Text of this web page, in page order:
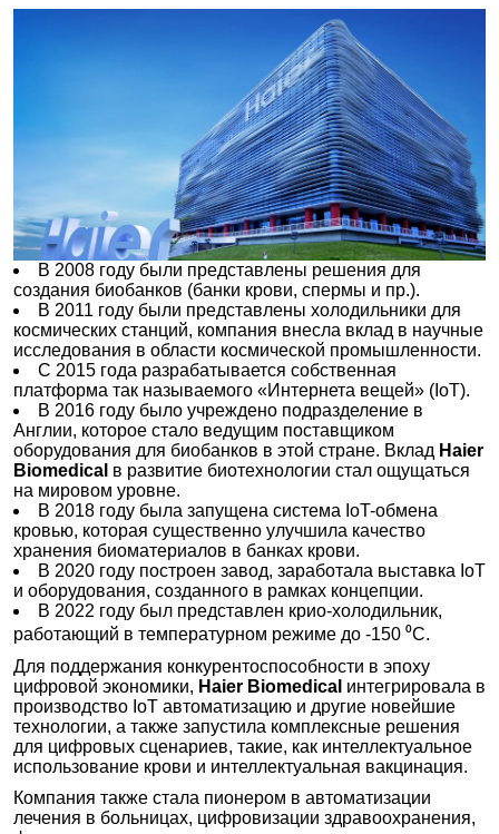
Морозильники DW-30L298SF, DW-30L298FL,
Haier, брошюра, англ., 4 стр., 2023 г.
Морозильники до -150 °С, криооборудование,
холодильники, термостаты, сосуды Дьюара, СО₂-
инкубаторы, автоклавы, центрифуги, ламинары,
Haier, каталог, русс., 365 стр., 2023 г.
Морозильники до -60°C, Haier, брошюра, англ., 24
стр., 2021 г.
Морозильники до -86 °C, Haier, брошюра, англ., 54
стр., 2021 г.
СО₂-инкубаторы HCP-80(B)/168(B)/258(B), Haier
Biomedical, брошюра, англ., 8 стр., 2024 г.
Сосуды Дьюара для хранения и транспортировки
жидкого азота, Haier, буклет, англ., 5 стр., 2024 г.
Сосуды Дьюара для хранения и транспортировки
жидкого азота, Haier, буклет, англ., 5 стр., 2024 г.
Сосуды Дьюара серии Medium Sized Storage
Series, Haier, буклет, англ., 5 стр., 2024 г.
Сосуды Дьюара серии Medium Sized Storage
Series, Haier, буклет, англ., 5 стр., 2024 г.
Сосуды Дьюара серии Small Sized Storage Series,
Haier, буклет, англ., 4 стр., 2024 г.
Сосуды Дьюара серии Small Sized Storage Series,
Haier, буклет, англ., 4 стр., 2024 г.
Сосуды Дьюара серии Smart Series, Haier, буклет,
англ., 3 стр., 2024 г
Сосуды Дьюара серии Smart Series, Haier, буклет,
англ., 3 стр., 2024 г.
5 стр., 2022 г.
В 2008 году были представлены решения для
создания биобанков (банки крови, спермы и пр.).
В 2011 году были представлены холодильники для
космических станций, компания внесла вклад в научные
исследования в области космической промышленности.
С 2015 года разрабатывается собственная
платформа так называемого «Интернета вещей» (IoT).
В 2016 году было учреждено подразделение в
Англии, которое стало ведущим поставщиком
оборудования для биобанков в этой стране. Вклад Haier
Biomedical в развитие биотехнологии стал ощущаться
на мировом уровне.
В 2018 году была запущена система IoT-обмена
кровью, которая существенно улучшила качество
хранения биоматериалов в банках крови.
В 2020 году построен завод, заработала выставка IoT
и оборудования, созданного в рамках концепции.
В 2022 году был представлен крио-холодильник,
работающий в температурном режиме до -150 ⁰С.
Для поддержания конкурентоспособности в эпоху
цифровой экономики, Haier Biomedical интегрировала в
производство IoT автоматизацию и другие новейшие
технологии, а также запустила комплексные решения
для цифровых сценариев, такие, как интеллектуальное
использование крови и интеллектуальная вакцинация.
Компания также стала пионером в автоматизации
лечения в больницах, цифровизации здравоохранения,